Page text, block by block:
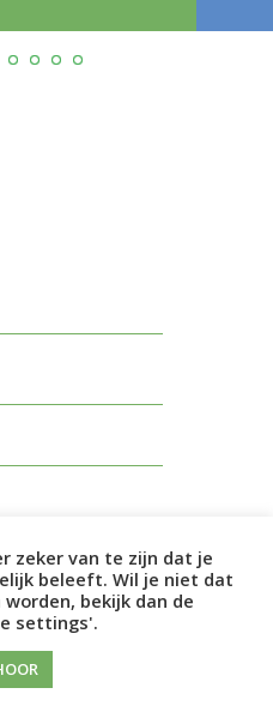
zeker van te zijn dat je
beleeft. Wil je niet dat
bekijk dan de
settings'.